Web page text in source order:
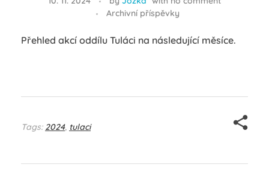
Archivní příspěvky
Přehled akcí oddílu Tuláci na následující měsíce.
Tags: 2024, tulaci